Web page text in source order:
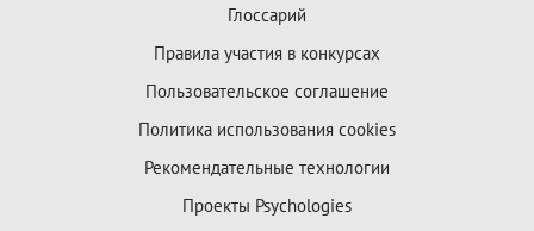
Глоссарий
Правила участия в конкурсах
Пользовательское соглашение
Политика использования cookies
Рекомендательные технологии
Проекты Psychologies